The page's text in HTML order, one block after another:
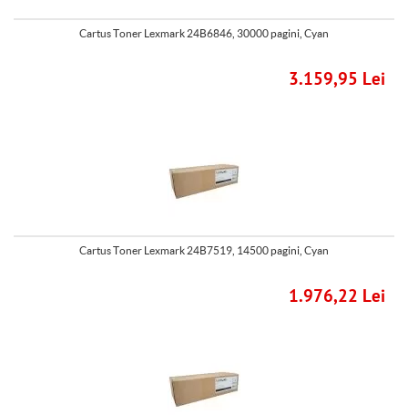
Cartus Toner Lexmark 24B6846, 30000 pagini, Cyan
3.159,95 Lei
Cartus Toner Lexmark 24B7519, 14500 pagini, Cyan
1.976,22 Lei